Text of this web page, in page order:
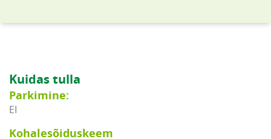
Kuidas tulla
Parkimine:
EI
Kohalesõiduskeem